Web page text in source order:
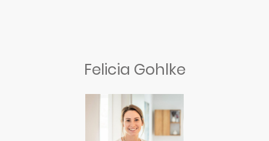
Felicia Gohlke